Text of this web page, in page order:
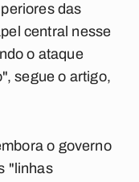
das
central nesse
o ataque
segue o artigo,
o governo
"linhas